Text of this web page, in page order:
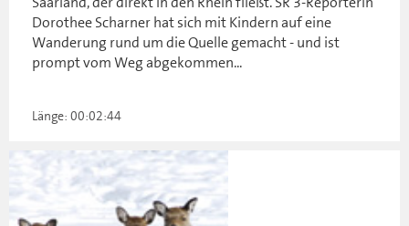
Dorothee Scharner hat sich mit Kindern auf eine
Wanderung rund um die Quelle gemacht - und ist
prompt vom Weg abgekommen...
Länge: 00:02:44